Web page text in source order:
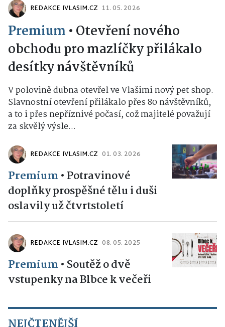
REDAKCE IVLASIM.CZ 11. 05. 2026
Premium • Otevření nového
obchodu pro mazlíčky přilákalo
desítky návštěvníků
V polovině dubna otevřel ve Vlašimi nový pet shop.
Slavnostní otevření přilákalo přes 80 návštěvníků,
a to i přes nepříznivé počasí, což majitelé považují
za skvělý výsle...
REDAKCE IVLASIM.CZ 01. 03. 2026
Premium • Potravinové
doplňky prospěšné tělu i duši
oslavily už čtvrtstoletí
REDAKCE IVLASIM.CZ 08. 05. 2025
Premium • Soutěž o dvě
vstupenky na Blbce k večeři